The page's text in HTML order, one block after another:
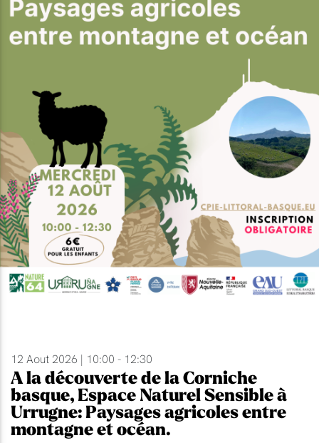
12 Aout 2026 | 10:00 - 12:30
A la découverte de la Corniche
basque, Espace Naturel Sensible à
Urrugne: Paysages agricoles entre
montagne et océan.